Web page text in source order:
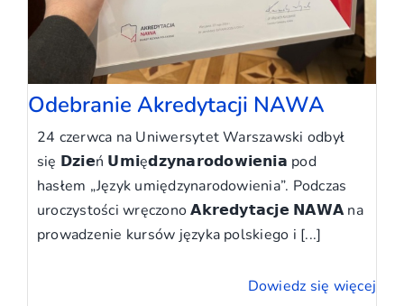
Odebranie Akredytacji NAWA
24 czerwca na Uniwersytet Warszawski odbył
się 𝗗𝘇𝗶𝗲ń 𝗨𝗺𝗶ę𝗱𝘇𝘆𝗻𝗮𝗿𝗼𝗱𝗼𝘄𝗶𝗲𝗻𝗶𝗮 pod
hasłem „Język umiędzynarodowienia”. Podczas
uroczystości wręczono 𝗔𝗸𝗿𝗲𝗱𝘆𝘁𝗮𝗰𝗷𝗲 𝗡𝗔𝗪𝗔 na
prowadzenie kursów języka polskiego i [...]
Dowiedz się więcej